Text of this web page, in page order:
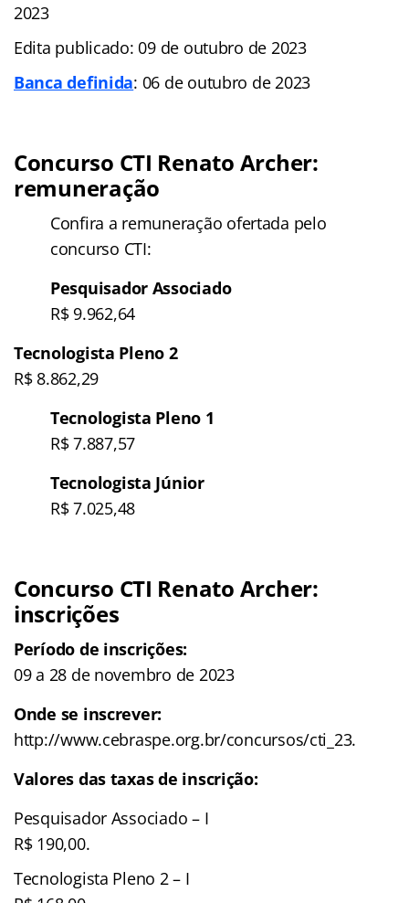
2023
Edita publicado: 09 de outubro de 2023
Banca definida: 06 de outubro de 2023
Concurso CTI Renato Archer:
remuneração
Confira a remuneração ofertada pelo
concurso CTI:
Pesquisador Associado
R$ 9.962,64
Tecnologista Pleno 2
R$ 8.862,29
Tecnologista Pleno 1
R$ 7.887,57
Tecnologista Júnior
R$ 7.025,48
Concurso CTI Renato Archer:
inscrições
Período de inscrições:
09 a 28 de novembro de 2023
Onde se inscrever:
http://www.cebraspe.org.br/concursos/cti_23.
Valores das taxas de inscrição:
Pesquisador Associado – I
R$ 190,00.
Tecnologista Pleno 2 – I